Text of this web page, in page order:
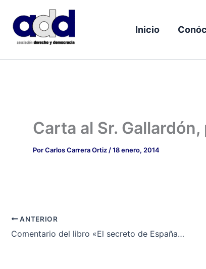
contenido
Inicio
Carta al Sr.
PorCarlos Carrera Ortiz /18 enero, 2014
ANTERIOR
Comentario del libro «El secreto de España», de Juan Marichal, en el artículo de José Ignacio Torreblanca: «Los usurpadores del liberalismo»